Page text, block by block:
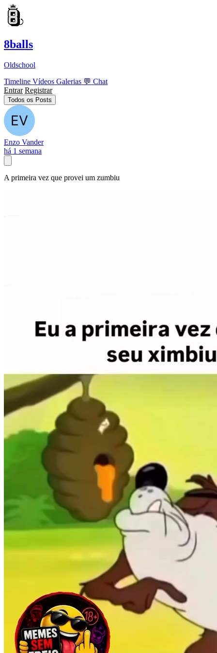
8balls
Oldschool
Timeline Vídeos Galerias 💬 Chat
Entrar Registrar
Todos os Posts
Enzo Vander
há 1 semana
A primeira vez que provei um zumbiu